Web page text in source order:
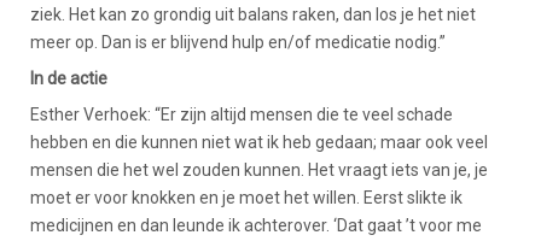
ziek. Het kan zo grondig uit balans raken, dan los je het niet
meer op. Dan is er blijvend hulp en/of medicatie nodig.”
In de actie
Esther Verhoek: “Er zijn altijd mensen die te veel schade
hebben en die kunnen niet wat ik heb gedaan; maar ook veel
mensen die het wel zouden kunnen. Het vraagt iets van je, je
moet er voor knokken en je moet het willen. Eerst slikte ik
medicijnen en dan leunde ik achterover. ‘Dat gaat ’t voor me